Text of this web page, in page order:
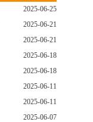
2025-06-25
2025-06-21
2025-06-21
2025-06-18
2025-06-18
2025-06-11
2025-06-11
2025-06-07